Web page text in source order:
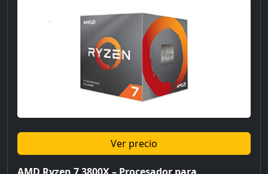
Ver precio